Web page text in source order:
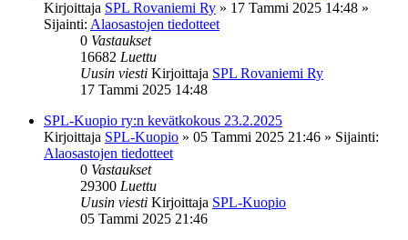
Kirjoittaja SPL Rovaniemi Ry » 17 Tammi 2025 14:48 »
Sijainti: Alaosastojen tiedotteet
0 Vastaukset
16682 Luettu
Uusin viesti Kirjoittaja SPL Rovaniemi Ry
17 Tammi 2025 14:48
SPL-Kuopio ry:n kevätkokous 23.2.2025
Kirjoittaja SPL-Kuopio » 05 Tammi 2025 21:46 » Sijainti:
Alaosastojen tiedotteet
0 Vastaukset
29300 Luettu
Uusin viesti Kirjoittaja SPL-Kuopio
05 Tammi 2025 21:46